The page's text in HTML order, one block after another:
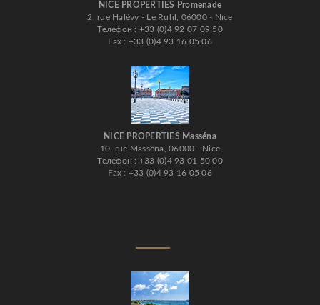
NICE PROPERTIES Promenade
2, rue Halévy - Le Ruhl, 06000 - Nice
Телефон : +33 (0)4 92 07 09 50
Fax : +33 (0)4 93 16 05 06
NICE PROPERTIES Masséna
10, rue Masséna, 06000 - Nice
Телефон : +33 (0)4 93 01 50 00
Fax : +33 (0)4 93 16 05 06